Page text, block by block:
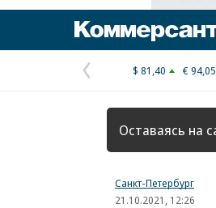
Предыдущая
страница
$ 81,40 € 94,05
Оставаясь на
Санкт-Петербург
21.10.2021, 12:26